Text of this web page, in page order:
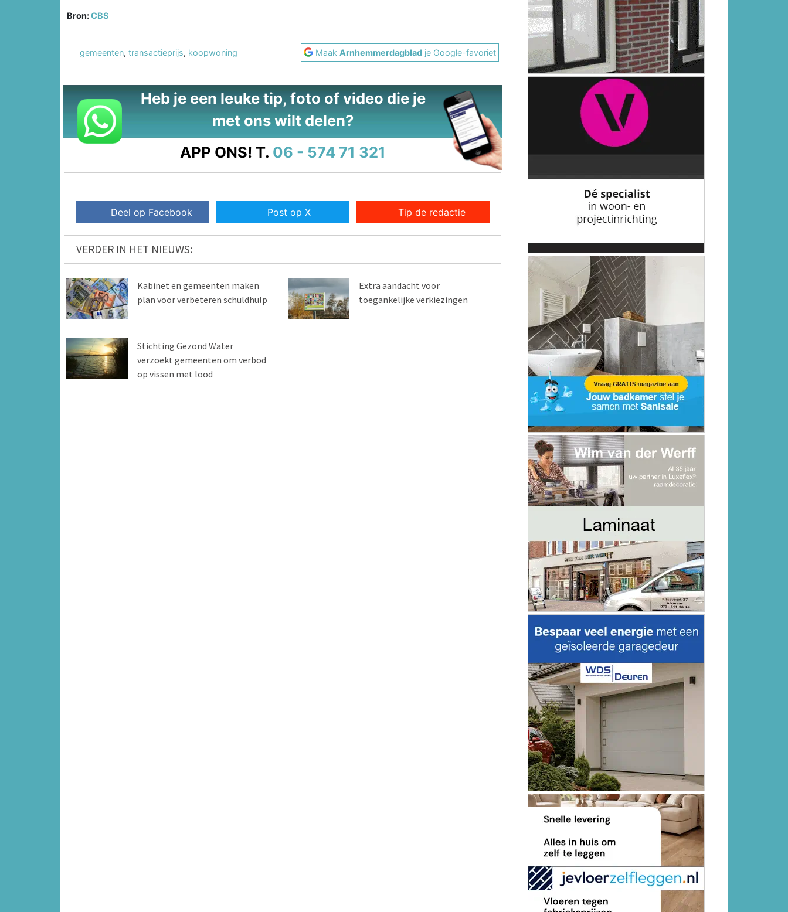
Bron:CBS
gemeenten, transactieprijs, koopwoning MaakArnhemmerdagblad je Google-favoriet
Heb je een leuke tip, foto of video die je
met ons wilt delen?
APP ONS! T. 06 - 574 71 321
Deel op Facebook Post op X Tip de redactie
VERDER IN HET NIEUWS:
Kabinet en gemeenten maken
plan voor verbeteren schuldhulp
Extra aandacht voor
toegankelijke verkiezingen
Stichting Gezond Water
verzoekt gemeenten om verbod
op vissen met lood